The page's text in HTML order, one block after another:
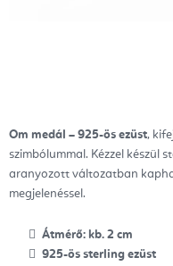
Om medál – 925-ös ezüst,
szimbólummal. Kézzel készül
aranyozott változatban
megjelenéssel.
Átmérő: kb. 2 cm
925-ös sterling ezüst